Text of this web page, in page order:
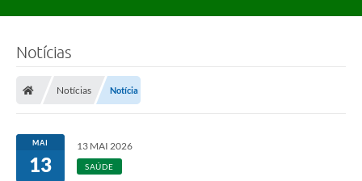
Notícias
Notícias Notícia
MAI
13
13 MAI 2026
SAÚDE